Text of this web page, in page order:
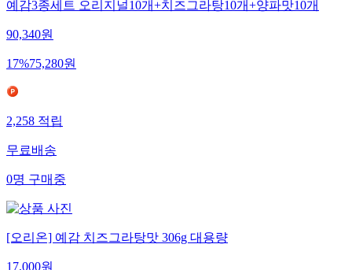
예감3종세트 오리지널10개+치즈그라탕10개+양파맛10개
90,340원
17%75,280원
2,258적립
무료배송
0명구매중
[오리온] 예감 치즈그라탕맛 306g 대용량